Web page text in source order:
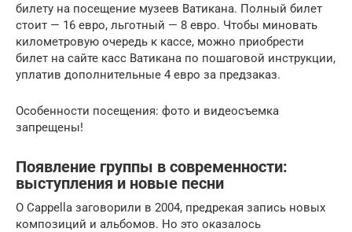
билету на посещение музеев Ватикана. Полный билет
стоит — 16 евро, льготный — 8 евро. Чтобы миновать
километровую очередь к кассе, можно приобрести
билет на сайте касс Ватикана по пошаговой инструкции,
уплатив дополнительные 4 евро за предзаказ.
Особенности посещения: фото и видеосъемка
запрещены!
Появление группы в современности:
выступления и новые песни
О Cappella заговорили в 2004, предрекая запись новых
композиций и альбомов. Но это оказалось